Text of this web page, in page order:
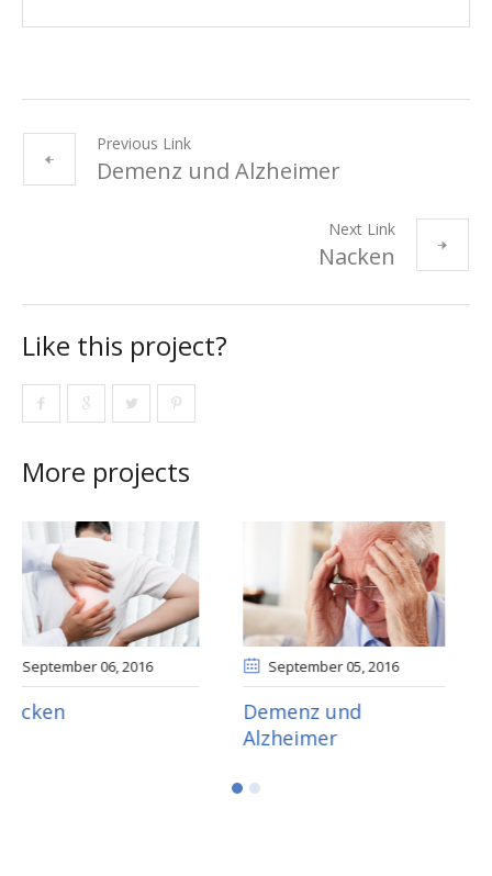
Previous Link
Demenz und Alzheimer
Next Link
Nacken
Like this project?
More projects
September 05 September 05
Intensivmedizin &
Koma